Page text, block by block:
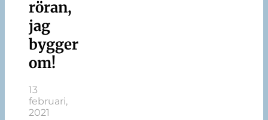
röran,
jag
bygger
om!
13
februari,
2021